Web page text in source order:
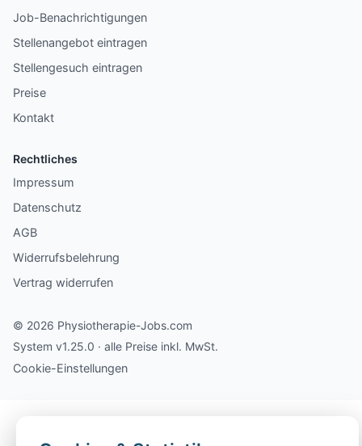
Job-Benachrichtigungen
Stellenangebot eintragen
Stellengesuch eintragen
Preise
Kontakt
Rechtliches
Impressum
Datenschutz
AGB
Widerrufsbelehrung
Vertrag widerrufen
© 2026 Physiotherapie-Jobs.com
System v1.25.0 · alle Preise inkl. MwSt.
Cookie-Einstellungen